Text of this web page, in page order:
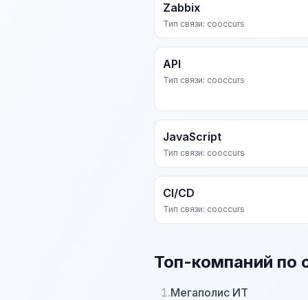
Zabbix
Тип связи: cooccurs
API
Тип связи: cooccurs
JavaScript
Тип связи: cooccurs
CI/CD
Тип связи: cooccurs
Топ-компаний по
1.Мегаполис ИТ